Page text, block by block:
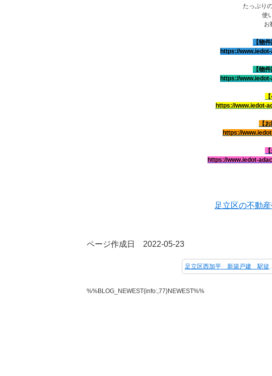
たっぷり
使
お
【物
https://
【物
https://
https://www.iedot-
【
https://
https://www.iedot-
足立区の不動
ページ作成日 2022-05-23
足立区西加
%%BLOG_NEWEST{info:,77}NEWEST%%